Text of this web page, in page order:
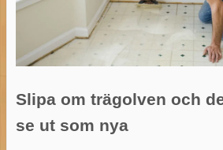
Slipa om trägolven och
se ut som nya